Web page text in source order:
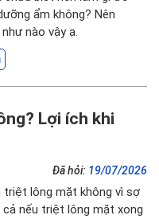
ẩm không? Nên
nào vậy ạ.
Lợi ích khi
Đã hỏi: 19/07/2026
triệt lông mặt không vì sợ
cả nếu triệt lông mặt xong